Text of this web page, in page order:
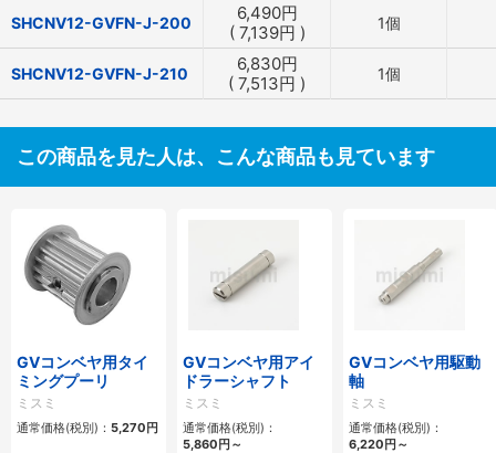
SHCNV12-GVFN-J-200 6,490円
( 7,139円 ) 1個
SHCNV12-GVFN-J-210 6,830円
( 7,513円 ) 1個
この商品を見た人は、こんな商品も見ています
GVコンベヤ用タイ
ミングプーリ
ミスミ
通常価格(税別)： 5,270円
GVコンベヤ用アイ
ドラーシャフト
ミスミ
通常価格(税別)：
5,860円～
GVコンベヤ用駆動
軸
ミスミ
通常価格(税別)：
6,220円～